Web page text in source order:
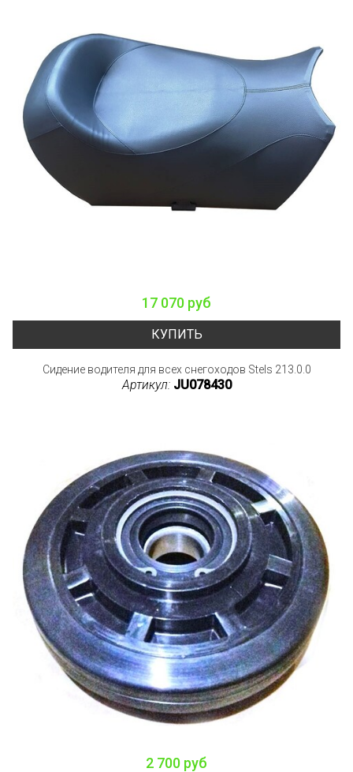
17 070 руб
КУПИТЬ
Сидение водителя для всех снегоходов Stels 213.0.0
Артикул: JU078430
2 700 руб